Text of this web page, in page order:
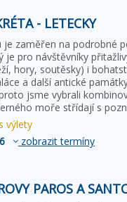
- LETECKY
je zaměřen na podrobné
je pro návštěvníky
hory, soutěsky) i
a další antické
jsme vybrali
moře střídají s
výlety
zobrazit termíny
PAROS A